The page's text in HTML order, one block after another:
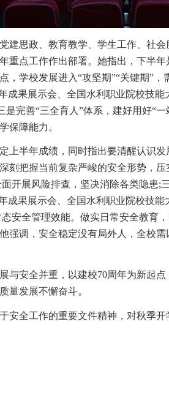
建思政、教育教学、学生工作、社
重点工作作出部署。她指出，下半
，学校发展进入“攻坚期”“关键期”
成果展示会、全国水利职业院校技
是完善“三全育人”体系，建好用好“
保障能力。
上半年成绩，同时指出要清醒认识
刻把握当前复杂严峻的安全形势，
开展风险排查，坚决消除各类隐患;
成果展示会、全国水利职业院校技
安全管理效能。做实日常安全教育
强调，安全稳定没有局外人，全校需
与安全并重，以建校70周年为新起
量发展不懈奋斗。
安全工作的重要文件精神，对秋季